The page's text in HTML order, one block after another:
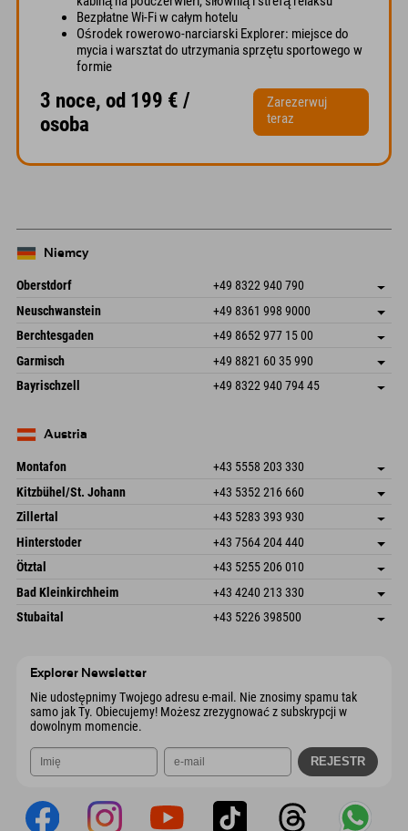
Bezpłatne Wi-Fi w całym hotelu
Ośrodek rowerowo-narciarski Explorer: miejsce do
mycia i warsztat do utrzymania sprzętu sportowego w
formie
3 noce, od 199 € /
osoba
Zarezerwuj
teraz
Niemcy
Oberstdorf +49 8322 940 790
An der Breitach 3
87538 Fischen I. Allgäu
Niemcy
Zapisz adres
Informacje o przyjeździe
Książka
Neuschwanstein +49 8361 998 9000
An der Riese 45
87484 Nesselwang im Allgäu
Niemcy
Zapisz adres
Książka
Berchtesgaden +49 8652 977 15 00
Hofreitstr. 7
83471 Schönau am Königssee
Niemcy
Zapisz adres
Informacje o przyjeździe
Książka
Garmisch +49 8821 60 35 990
Frickenstraße 22
82490 Farchant
Zapisz adres
Bayrischzell +49 8322 940 794 45
NiemcyAustria
Montafon +43 5558 203 330
Dorfstr. 127b
6793 Gaschurn/Montafon
Austria
Zapisz adres
Informacje o przyjeździe
Książka
Kitzbühel/St. Johann +43 5352 216 660
Speckbacherstraße 87
Austria
Zapisz adres
Książka
Zillertal +43 5283 393 930
Schmiedau 2
6272 Kaltenbach im Zillertal
Austria
Zapisz adres
Informacje o przyjeździe
Książka
Hinterstoder +43 7564 204 440
Freizeitpark 10
Austria
Zapisz adres
Książka
Ötztal +43 5255 206 010
Gscheat 14
6441 Umhausen
Austria
Zapisz adres
Informacje o przyjeździe
Książka
Bad Kleinkirchheim +43 4240 213 330
Dorfstraße 24
Zapisz adres
Stubaital +43 5226 398500
Explorer Newsletter
Nie udostępnimy Twojego adresu e-mail. Nie znosimy spamu tak
samo jak Ty. Obiecujemy! Możesz zrezygnować z subskrypcji w
dowolnym momencie.